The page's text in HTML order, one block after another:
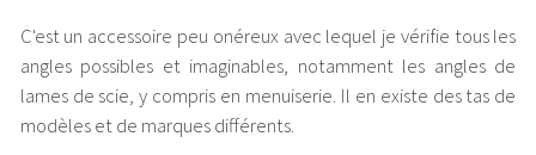
C'est un accessoire peu onéreux avec lequel je vérifie tous les
angles possibles et imaginables, notamment les angles de
lames de scie, y compris en menuiserie. Il en existe des tas de
modèles et de marques différents.